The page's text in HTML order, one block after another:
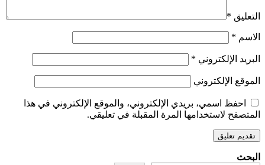
التعليق *
الاسم *
البريد الإلكتروني *
الموقع الإلكتروني
احفظ اسمي، بريدي الإلكتروني، والموقع الإلكتروني في هذا
المتصفح لاستخدامها المرة المقبلة في تعليقي.
البحث